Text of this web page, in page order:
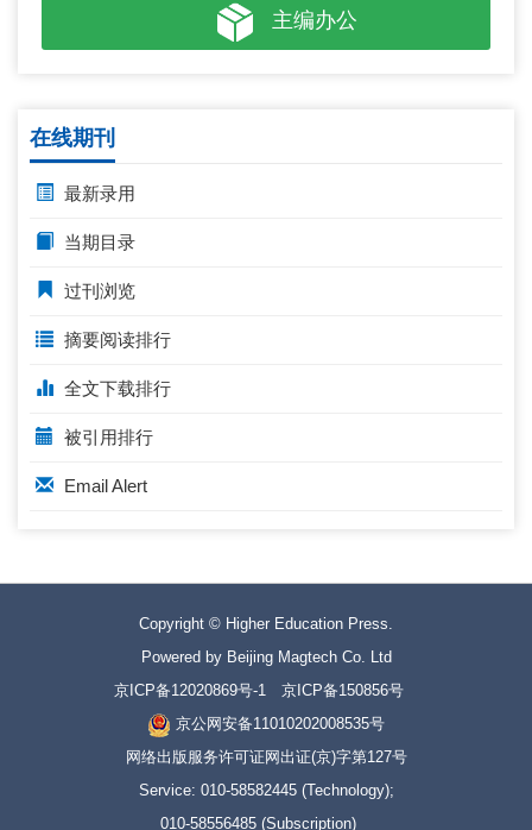
主编办公
在线期刊
最新录用
当期目录
过刊浏览
摘要阅读排行
全文下载排行
被引用排行
Email Alert
Copyright © Higher Education Press.
Powered by Beijing Magtech Co. Ltd
京ICP备12020869号-1
京ICP备150856号
京公网安备11010202008535号
网络出版服务许可证网出证(京)字第127号
Service: 010-58582445 (Technology);
010-58556485 (Subscription)